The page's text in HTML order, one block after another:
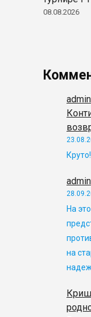
08.08.2026
admin
admin
На
на